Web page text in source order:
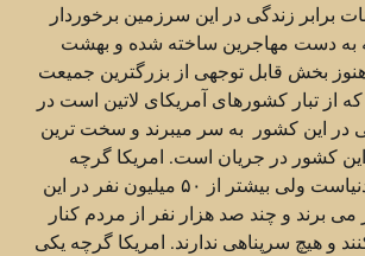
برابر زندگی در این سرزمین برخوردار
به دست مهاجرین ساخته شده و بهشت
بخش قابل توجهی از بزرگترین جمیعت
از تبار کشورهای آمریکای لاتین است در
در این کشور به سر میبرند و سخت ترین
کشور در جریان است. امریکا گرچه
ثروتمندترین کشور دنیاست ولی بیشتر از ۵۰ میلیون نفر در این
برند و چند صد هزار نفر از مردم کنار
و هیچ سرپناهی ندارند. امریکا گرچه یکی